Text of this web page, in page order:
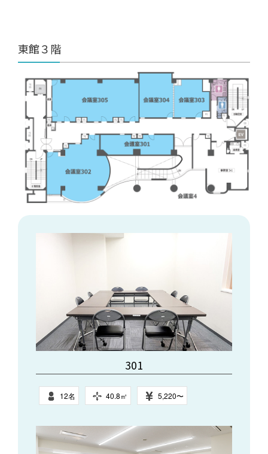
東館３階
301
12名 40.8㎥ 5,220〜